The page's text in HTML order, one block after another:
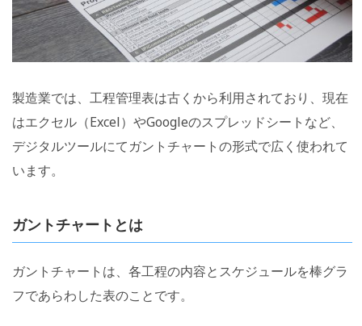
製造業では、工程管理表は古くから利用されており、現在
はエクセル（Excel）やGoogleのスプレッドシートなど、
デジタルツールにてガントチャートの形式で広く使われて
います。
ガントチャートとは
ガントチャートは、各工程の内容とスケジュールを棒グラ
フであらわした表のことです。